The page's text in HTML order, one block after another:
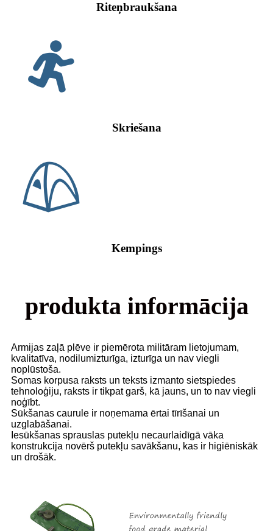
Riteņbraukšana
Skriešana
Kempings
produkta informācija
Armijas zaļā plēve ir piemērota militāram lietojumam,
kvalitatīva, nodilumizturīga, izturīga un nav viegli
noplūstoša.
Somas korpusa raksts un teksts izmanto sietspiedes
tehnoloģiju, raksts ir tikpat garš, kā jauns, un to nav viegli
noģībt.
Sūkšanas caurule ir noņemama ērtai tīrīšanai un
uzglabāšanai.
Iesūkšanas sprauslas putekļu necaurlaidīgā vāka
konstrukcija novērš putekļu savākšanu, kas ir higiēniskāk
un drošāk.